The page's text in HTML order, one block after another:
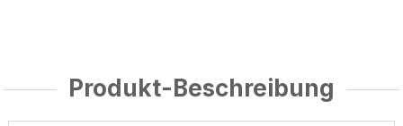
Produkt-Beschreibung